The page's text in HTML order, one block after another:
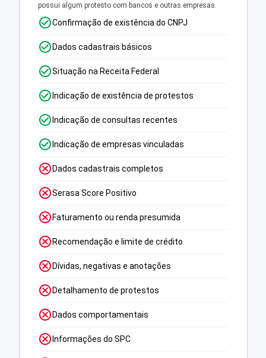
possui algum protesto com bancos e outras empresas.
Confirmação de existência do CNPJ
Dados cadastrais básicos
Situação na Receita Federal
Indicação de existência de protestos
Indicação de consultas recentes
Indicação de empresas vinculadas
Dados cadastrais completos
Serasa Score Positivo
Faturamento ou renda presumida
Recomendação e limite de crédito
Dívidas, negativas e anotações
Detalhamento de protestos
Dados comportamentais
Informações do SPC